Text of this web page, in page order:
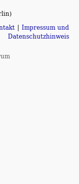
Impressum und
Datenschutzhinweis